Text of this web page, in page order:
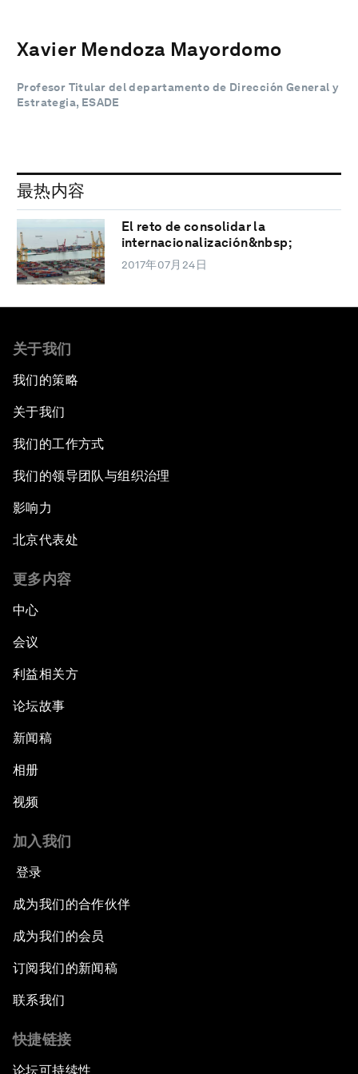
Xavier Mendoza Mayordomo
Profesor Titular del departamento de Dirección General y
Estrategia, ESADE
最热内容
El reto de consolidar la
internacionalización&nbsp;
2017年07月24日
关于我们
我们的策略
关于我们
我们的工作方式
我们的领导团队与组织治理
影响力
北京代表处
更多内容
中心
会议
利益相关方
论坛故事
新闻稿
相册
视频
加入我们
登录
成为我们的合作伙伴
成为我们的会员
订阅我们的新闻稿
联系我们
快捷链接
论坛可持续性